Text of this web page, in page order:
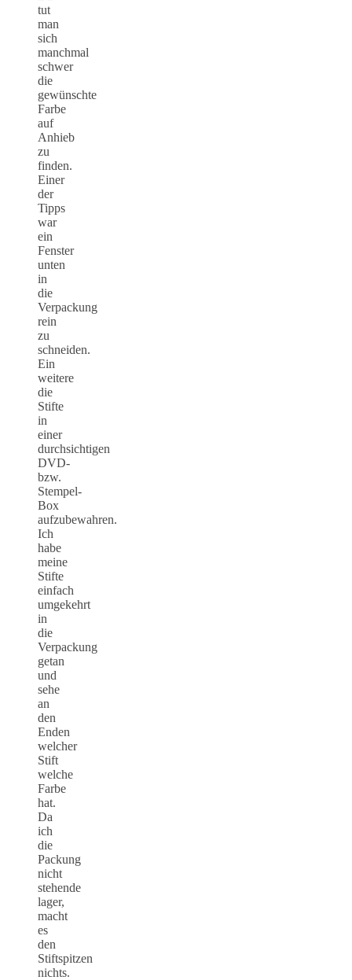
tut
man
sich
manchmal
schwer
die
gewünschte
Farbe
auf
Anhieb
zu
finden.
Einer
der
Tipps
war
ein
Fenster
unten
in
die
Verpackung
rein
zu
schneiden.
Ein
weitere
die
Stifte
in
einer
durchsichtigen
DVD-
bzw.
Stempel-
Box
aufzubewahren.
Ich
habe
meine
Stifte
einfach
umgekehrt
in
die
Verpackung
getan
und
sehe
an
den
Enden
welcher
Stift
welche
Farbe
hat.
Da
ich
die
Packung
nicht
stehende
lager,
macht
es
den
Stiftspitzen
nichts.